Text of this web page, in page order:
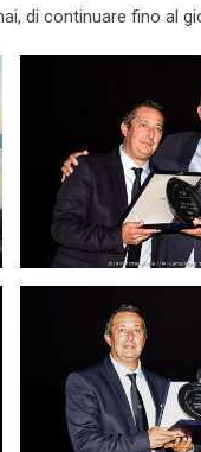
di continuare fino al